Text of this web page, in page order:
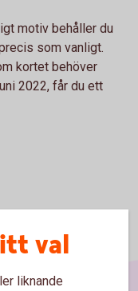
motiv behåller du
som vanligt.
kortet behöver
2022, får du ett
val
liknande